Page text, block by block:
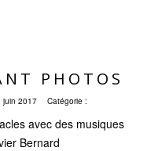
PHOTOS
juin 2017 Catégorie :
avec des musiques
Bernard